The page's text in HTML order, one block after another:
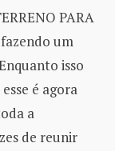
PARA
um
isso
é agora
a
de reunir